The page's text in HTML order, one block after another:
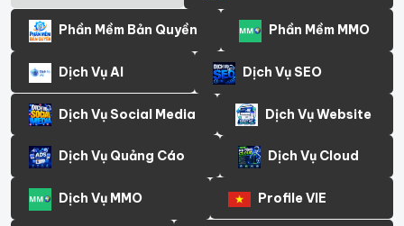
Phần Mềm Bản Quyền Phần Mềm MMO
Dịch Vụ AI Dịch Vụ SEO
Dịch Vụ Social Media Dịch Vụ Website
Dịch Vụ Quảng Cáo Dịch Vụ Cloud
Dịch Vụ MMO Profile VIE